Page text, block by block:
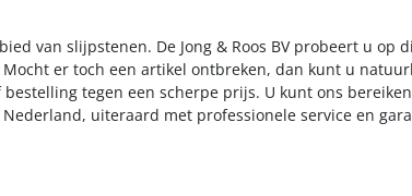
van slijpstenen. De Jong & Roos BV probeert u op
er toch een artikel ontbreken, dan kunt u
tegen een scherpe prijs. U kunt ons
uiteraard met professionele service en